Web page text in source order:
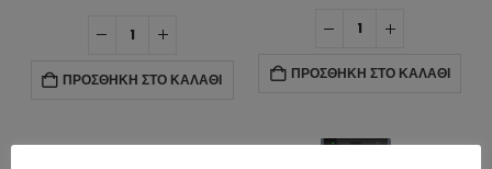
ΠΡΟΣΘΉΚΗ ΣΤΟ ΚΑΛΆΘΙ ΠΡΟΣΘΉΚΗ ΣΤΟ ΚΑΛΆΘΙ